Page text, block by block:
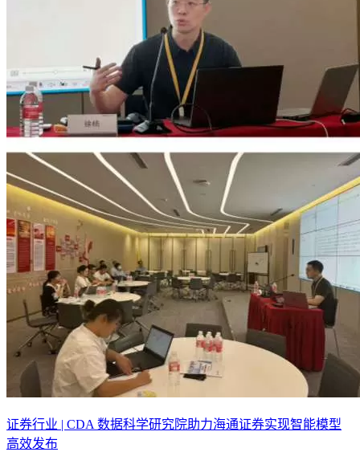
证券行业 | CDA 数据科学研究院助力海通证券实现智能模型
高效发布